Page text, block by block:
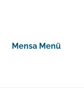
Mensa Menü